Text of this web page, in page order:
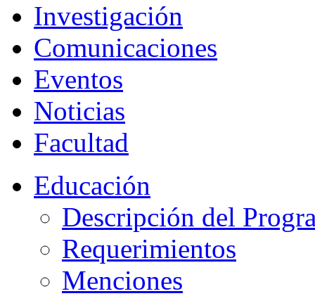
Investigación
Comunicaciones
Eventos
Noticias
Facultad
Educación
Descripción del
Requerimientos
Menciones